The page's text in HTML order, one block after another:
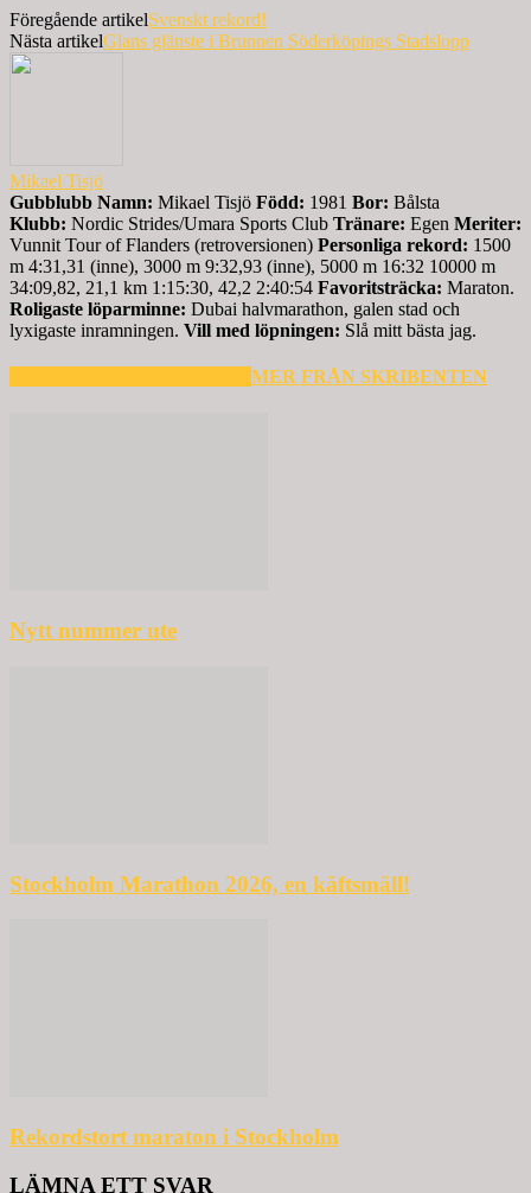
Föregående artikelSvenskt rekord!
Nästa artikelGlans glänste i Brunnen Söderköpings Stadslopp
Mikael Tisjö
Gubblubb Namn: Mikael Tisjö Född: 1981 Bor: Bålsta
Klubb: Nordic Strides/Umara Sports Club Tränare: Egen Meriter:
Vunnit Tour of Flanders (retroversionen) Personliga rekord: 1500
m 4:31,31 (inne), 3000 m 9:32,93 (inne), 5000 m 16:32 10000 m
34:09,82, 21,1 km 1:15:30, 42,2 2:40:54 Favoritsträcka: Maraton.
Roligaste löparminne: Dubai halvmarathon, galen stad och
lyxigaste inramningen. Vill med löpningen: Slå mitt bästa jag.
MER FRÅN SKRIBENTEN
Nytt nummer ute
Stockholm Marathon 2026, en käftsmäll!
Rekordstort maraton i Stockholm
LÄMNA ETT SVAR